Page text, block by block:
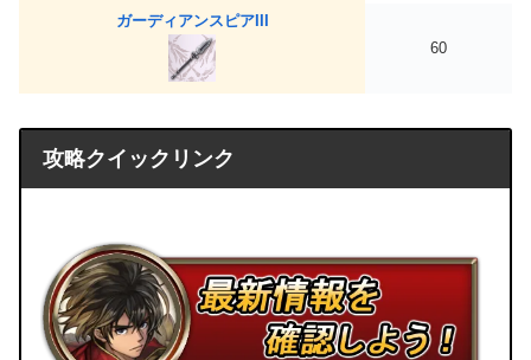
ガーディアンスピアIII
60
攻略クイックリンク